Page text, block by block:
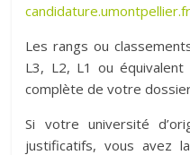
Les rangs ou
L3, L2, L1 ou
complète de votre
Si votre université
justificatifs, vous avez